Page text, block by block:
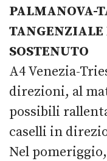
PALMANOVA-
TANGENZIALE
SOSTENUTO
A4 Venezia-
direzioni, al
possibili
caselli in
Nel